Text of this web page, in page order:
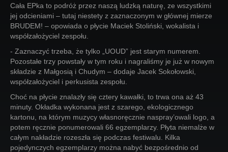
Cała EPka to podróż przez naszą ludzką naturę, ze wszystkimi
jej odcieniami – tutaj niestety z zaznaczonym w głównej mierze
BRUDEM! – opowiada o płycie Maciek Stoliński, wokalista i
współzałożyciel zespołu.
- Zaznaczyć trzeba, że tylko „UOUD” jest starym numerem.
Pozostałe trzy powstały w tym roku i nagraliśmy je już w nowym
składzie z Małgosią i Chudym – dodaje Jacek Sokołowski,
współzałożyciel i perkusista zespołu.
Choć na płycie znalazły się cztery kawałki, to trwa ona aż 43
minuty. Okładka wykonana jest z szarego, ekologicznego
kartonu, na którym muzycy własnoręcznie naspray’owali logo, a
potem ręcznie ponumerowali 66 egzemplarzy. Płyta niemalże w
całym nakładzie rozeszła się podczas festiwalu. Kilka
pojedynczych egzemplarzy można nabyć bezpośrednio od